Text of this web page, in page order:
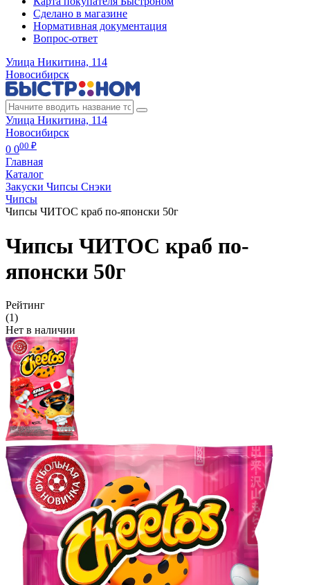
Сделано в магазине
Нормативная документация
Вопрос-ответ
Улица Никитина, 114
Новосибирск
Улица Никитина, 114
Новосибирск
0 000 ₽
Главная
Каталог
Закуски Чипсы Снэки
Чипсы
Чипсы ЧИТОС краб по-японски 50г
Чипсы ЧИТОС краб по-
японски 50г
Рейтинг
(1)
Нет в наличии